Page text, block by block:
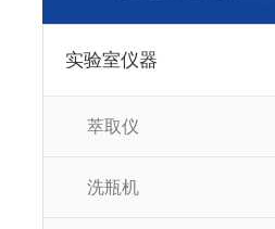
实验室仪器
萃取仪
洗瓶机